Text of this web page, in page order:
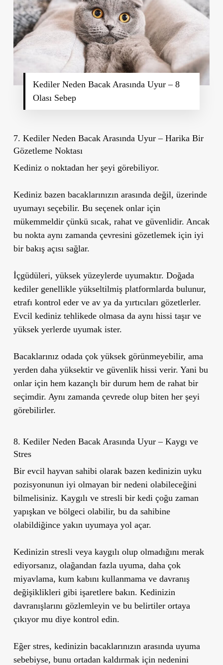
Kediler Neden Bacak Arasında Uyur – 8
Olası Sebep
7. Kediler Neden Bacak Arasında Uyur – Harika Bir
Gözetleme Noktası
Kediniz o noktadan her şeyi görebiliyor.
Kediniz bazen bacaklarınızın arasında değil, üzerinde
uyumayı seçebilir. Bu seçenek onlar için
mükemmeldir çünkü sıcak, rahat ve güvenlidir. Ancak
bu nokta aynı zamanda çevresini gözetlemek için iyi
bir bakış açısı sağlar.
İçgüdüleri, yüksek yüzeylerde uyumaktır. Doğada
kediler genellikle yükseltilmiş platformlarda bulunur,
etrafı kontrol eder ve av ya da yırtıcıları gözetlerler.
Evcil kediniz tehlikede olmasa da aynı hissi taşır ve
yüksek yerlerde uyumak ister.
Bacaklarınız odada çok yüksek görünmeyebilir, ama
yerden daha yüksektir ve güvenlik hissi verir. Yani bu
onlar için hem kazançlı bir durum hem de rahat bir
seçimdir. Aynı zamanda çevrede olup biten her şeyi
görebilirler.
8. Kediler Neden Bacak Arasında Uyur – Kaygı ve
Stres
Bir evcil hayvan sahibi olarak bazen kedinizin uyku
pozisyonunun iyi olmayan bir nedeni olabileceğini
bilmelisiniz. Kaygılı ve stresli bir kedi çoğu zaman
yapışkan ve bölgeci olabilir, bu da sahibine
olabildiğince yakın uyumaya yol açar.
Kedinizin stresli veya kaygılı olup olmadığını merak
ediyorsanız, olağandan fazla uyuma, daha çok
miyavlama, kum kabını kullanmama ve davranış
değişiklikleri gibi işaretlere bakın. Kedinizin
davranışlarını gözlemleyin ve bu belirtiler ortaya
çıkıyor mu diye kontrol edin.
Eğer stres, kedinizin bacaklarınızın arasında uyuma
sebebiyse, bunu ortadan kaldırmak için nedenini